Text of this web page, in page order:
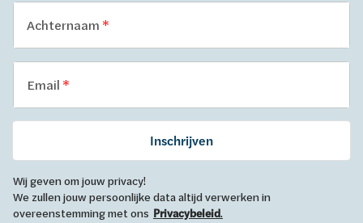
Achternaam
Email
Inschrijven
Wij geven om jouw privacy!
We zullen jouw persoonlijke data altijd verwerken in
overeenstemming met ons Privacybeleid.